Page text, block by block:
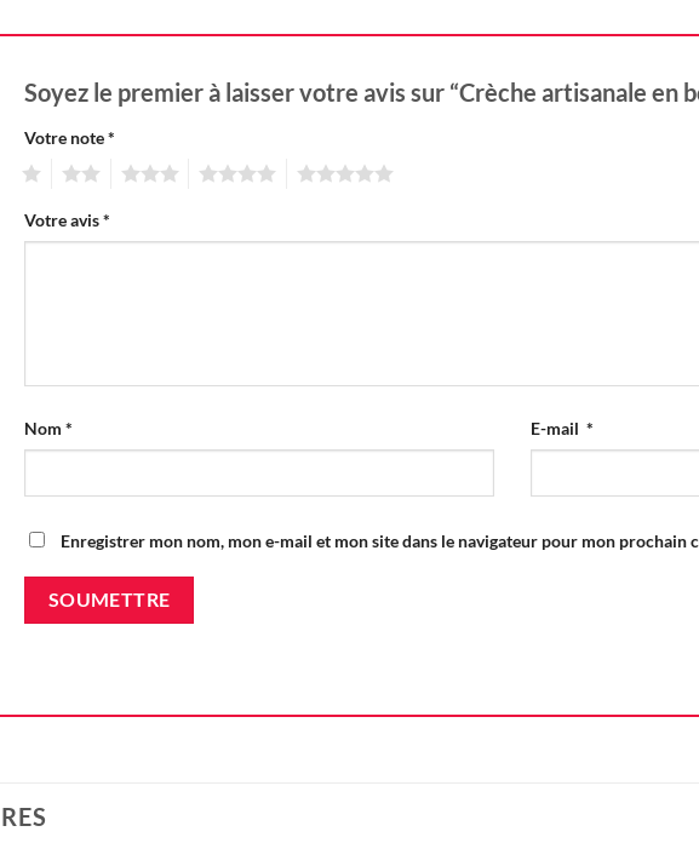
Soyez le premier à laisser votre avis sur “Crèche artisanale en
Votre note*
Votre avis*
Nom * E-mail *
Enregistrer mon nom, mon e-mail et mon site dans le navigateur pour mon prochain